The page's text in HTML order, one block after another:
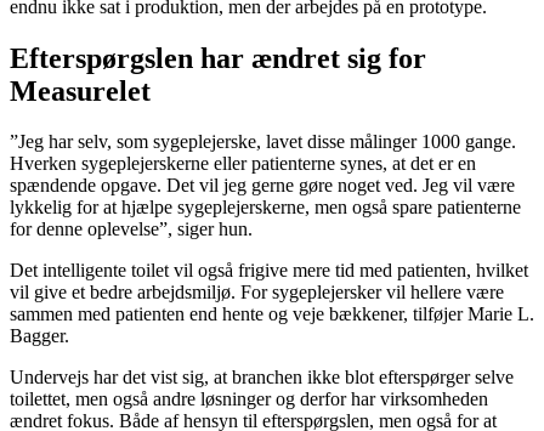
endnu ikke sat i produktion, men der arbejdes på en prototype.
Efterspørgslen har ændret sig for
Measurelet
”Jeg har selv, som sygeplejerske, lavet disse målinger 1000 gange.
Hverken sygeplejerskerne eller patienterne synes, at det er en
spændende opgave. Det vil jeg gerne gøre noget ved. Jeg vil være
lykkelig for at hjælpe sygeplejerskerne, men også spare patienterne
for denne oplevelse”, siger hun.
Det intelligente toilet vil også frigive mere tid med patienten, hvilket
vil give et bedre arbejdsmiljø. For sygeplejersker vil hellere være
sammen med patienten end hente og veje bækkener, tilføjer Marie L.
Bagger.
Undervejs har det vist sig, at branchen ikke blot efterspørger selve
toilettet, men også andre løsninger og derfor har virksomheden
ændret fokus. Både af hensyn til efterspørgslen, men også for at